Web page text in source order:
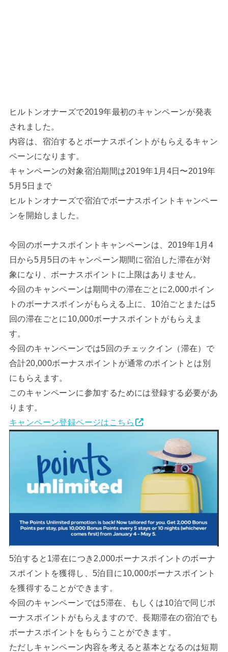
ヒルトンオナーズで2019年最初のキャンペーンが発表
されました。
内容は、宿泊するとボーナスポイントがもらえるキャン
ペーンになります。
キャンペーンの対象宿泊期間は2019年1月4日〜2019年
5月5日まで
ヒルトンオナーズで宿泊でボーナスポイントキャンペー
ンを開始しました。
今回のボーナスポイントキャンペーンは、2019年1月4
日から5月5日のキャンペーン期間に宿泊した滞在が対
象になり、ボーナスポイントに上限はありません。
今回のキャンペーンは期間中の滞在ごとに2,000ポイン
トのボーナスポインがもらえる上に、10泊ごとまたは5
回の滞在ごとに10,000ボーナスポイントがもらえま
す。
今回のキャンペーンでは5回のチェックイン（滞在）で
合計20,000ボーナスポイントが通常のポイントとは別
にもらえます。
このキャンペーンに参加するためには登録する必要があ
ります。
キャンペーン登録ページはこちら
5泊すると1滞在につき2,000ボーナスポイントのボーナ
スポイントを獲得し、5泊目に10,000ボーナスポイント
を獲得することができます。
今回のキャンペーンでは5滞在、もしくは10泊で同じボ
ーナスポイントがもらえますので、長期滞在の宿泊でも
ボーナスポイントをもらうことができます。
ただしキャンペーン内容を考えると基本となるのは短期